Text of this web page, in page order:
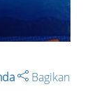
Bagikan